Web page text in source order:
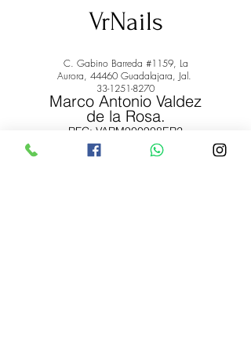
VrNails
C. Gabino Barreda #1159, La
Aurora, 44460 Guadalajara, Jal.
33-1251-8270
Marco Antonio Valdez
de la Rosa.
RFC: VARM900908ER2